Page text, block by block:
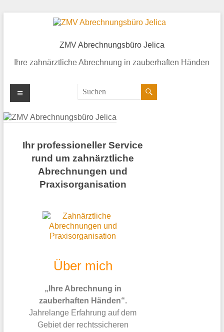
ZMV Abrechnungsbüro Jelica
Ihre zahnärztliche Abrechnung in zauberhaften Händen
Ihr professioneller Service
rund um zahnärztliche
Abrechnungen und
Praxisorganisation
Über mich
„Ihre Abrechnung in
zauberhaften Händen“.
Jahrelange Erfahrung auf dem
Gebiet der rechtssicheren